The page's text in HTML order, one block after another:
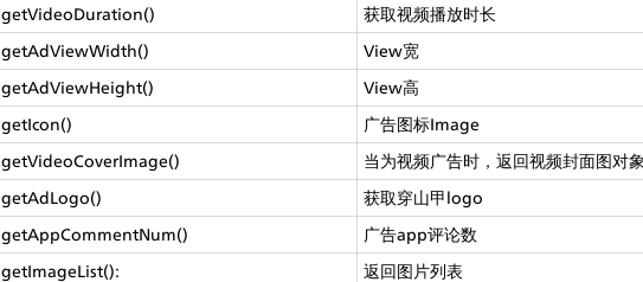
getVideoDuration()
获取视频播放时长
getAdViewWidth()
View宽
getAdViewHeight()
View高
getIcon()
广告图标Image
getVideoCoverImage()
当为视频广告时，返回视频封面图对象
getAdLogo()
获取穿山甲logo
getAppCommentNum()
广告app评论数
getImageList():
返回图片列表